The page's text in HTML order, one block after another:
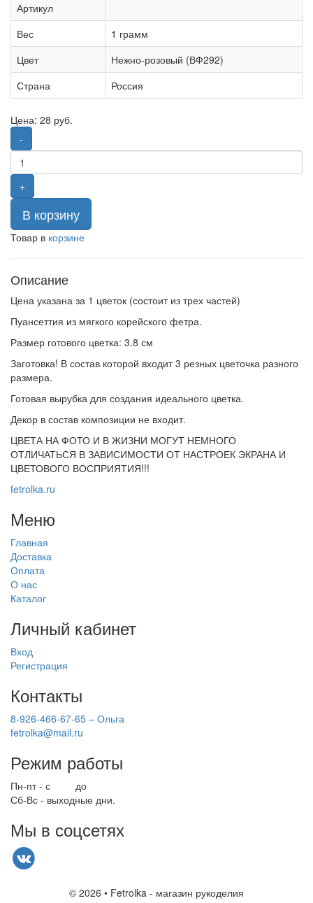
Артикул
Вес
1 грамм
Цвет
Нежно-розовый (ВФ292)
Страна
Россия
Цена: 28 руб.
-
+
В корзину
Товар в корзине
Описание
Цена указана за 1 цветок (состоит из трех частей)
Пуансеттия из мягкого корейского фетра.
Размер готового цветка: 3.8 см
Заготовка! В состав которой входит 3 резных цветочка разного
размера.
Готовая вырубка для создания идеального цветка.
Декор в состав композиции не входит.
ЦВЕТА НА ФОТО И В ЖИЗНИ МОГУТ НЕМНОГО
ОТЛИЧАТЬСЯ В ЗАВИСИМОСТИ ОТ НАСТРОЕК ЭКРАНА И
ЦВЕТОВОГО ВОСПРИЯТИЯ!!!
fetrolka.ru
Меню
Главная
Доставка
Оплата
О нас
Каталог
Личный кабинет
Вход
Регистрация
Контакты
8-926-466-67-65 – Ольга
fetrolka@mail.ru
Режим работы
Пн-пт - с до
Сб-Вс - выходные дни.
Мы в соцсетях
© 2026 • Fetrolka - магазин рукоделия